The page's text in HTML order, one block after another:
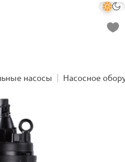
насосы Насосное